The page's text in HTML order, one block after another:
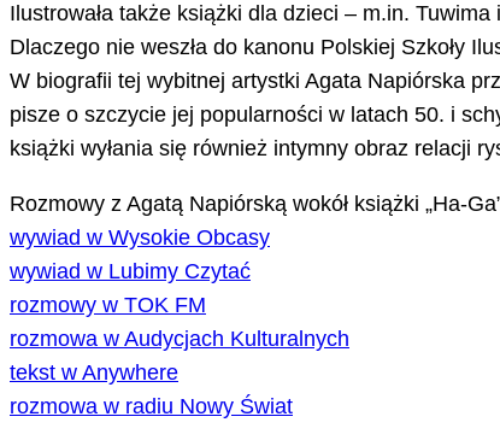
Ilustrowała także książki dla dzieci – m.in.
Dlaczego nie weszła do kanonu Polskiej Szkoły
W biografii tej wybitnej artystki Agata Napiórska
pisze o szczycie jej popularności w latach 50. i
książki wyłania się również intymny obraz relacji
Rozmowy z Agatą Napiórską wokół książki „Ha-
wywiad w Wysokie Obcasy
wywiad w Lubimy Czytać
rozmowy w TOK FM
rozmowa w Audycjach Kulturalnych
tekst w Anywhere
rozmowa w radiu Nowy Świat